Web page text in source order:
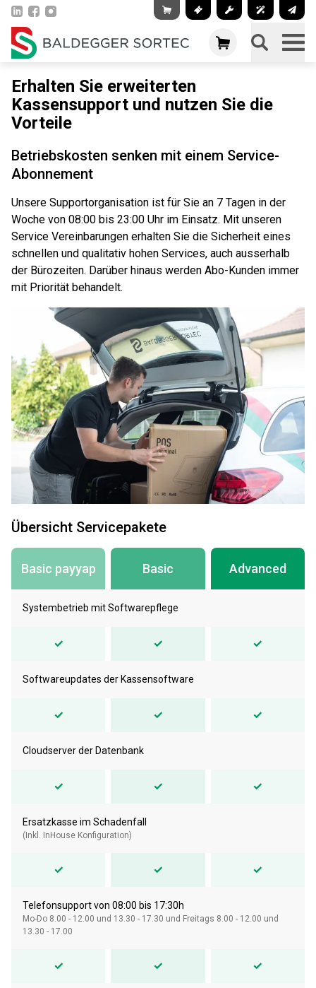
Erhalten Sie erweiterten
Kassensupport und nutzen Sie die
Vorteile
Betriebskosten senken mit einem Service-
Abonnement
Unsere Supportorganisation ist für Sie an 7 Tagen in der
Woche von 08:00 bis 23:00 Uhr im Einsatz. Mit unseren
Service Vereinbarungen erhalten Sie die Sicherheit eines
schnellen und qualitativ hohen Services, auch ausserhalb
der Bürozeiten. Darüber hinaus werden Abo-Kunden immer
mit Priorität behandelt.
Übersicht Servicepakete
Basic payyap Basic Advanced
Systembetrieb mit Softwarepflege
✓ ✓ ✓
Softwareupdates der Kassensoftware
✓ ✓ ✓
Cloudserver der Datenbank
✓ ✓ ✓
Ersatzkasse im Schadenfall
(Inkl. InHouse Konfiguration)
✓ ✓ ✓
Telefonsupport von 08:00 bis 17:30h
Mo-Do 8.00 - 12.00 und 13.30 - 17.30 und Freitags 8.00 - 12.00 und
13.30 - 17.00
✓ ✓ ✓